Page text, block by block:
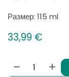
Размер: 115 ml
33,99 €